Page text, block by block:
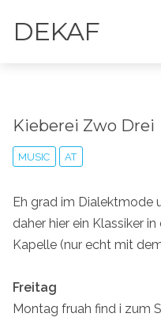
DEKAF
Kieberei Zwo Drei
MUSIC AT
Eh grad im Dialektmode
daher hier ein Klassiker
Kapelle (nur echt mit
Freitag
Montag fruah find i zum